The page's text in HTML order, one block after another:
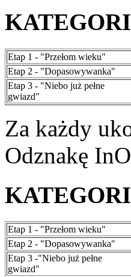
Etap 1 - "Przełom wieku"
Etap 2 - "Dopasowywanka"
Etap 3 - "Niebo już pełne
gwiazd"
Za każdy
Odznakę
Etap 1 - "Przełom wieku"
Etap 2 - "Dopasowywanka"
Etap 3 -"Niebo już pełne
gwiazd"